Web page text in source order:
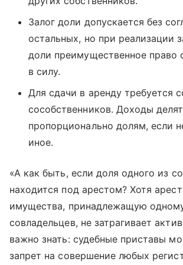
Залог доли допускается без
остальных, но при реализации
доли преимущественное право
в силу.
Для сдачи в аренду требуется
сособственников. Доходы
пропорционально долям, если
иное.
«А как быть, если доля одного из
находится под арестом? Хотя
имущества, принадлежащую
совладельцев, не затрагивает
важно знать: судебные приставы
запрет на совершение любых